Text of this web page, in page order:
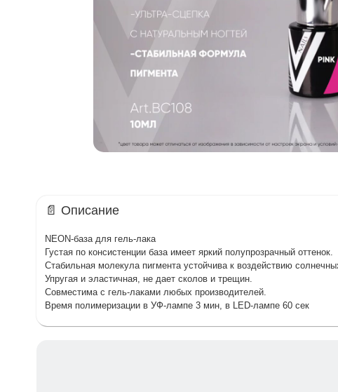
📄 Описание
NEON-база для гель-лака
Густая по консистенции база имеет яркий полупрозрачный оттенок.
Стабильная молекула пигмента устойчива к воздействию
Упругая и эластичная, не дает сколов и трещин.
Совместима с гель-лаками любых производителей.
Время полимеризации в УФ-лампе 3 мин, в LED-лампе 60 сек